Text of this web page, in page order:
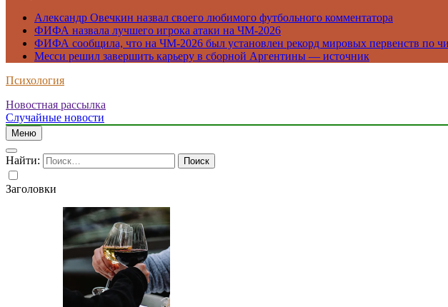
Александр Овечкин назвал своего любимого футбольного комментатора
ФИФА назвала лучшего игрока атаки на ЧМ-2026
ФИФА сообщила, что на ЧМ-2026 был установлен рекорд мировых первенств по
Месси решил завершить карьеру в сборной Аргентины — источник
Психология
Новостная рассылка
Случайные новости
Меню
Найти:
Заголовки